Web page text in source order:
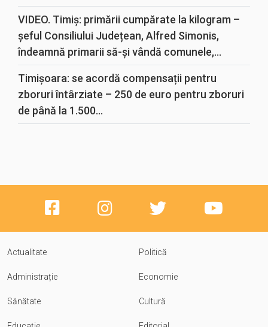
VIDEO. Timiș: primării cumpărate la kilogram –
șeful Consiliului Județean, Alfred Simonis,
îndeamnă primarii să-și vândă comunele,...
Timișoara: se acordă compensații pentru
zboruri întârziate – 250 de euro pentru zboruri
de până la 1.500...
Actualitate Politică
Administrație Economie
Sănătate Cultură